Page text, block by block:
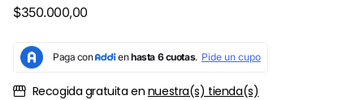
$350.000,00
Recogida gratuita en nuestra(s) tienda(s)